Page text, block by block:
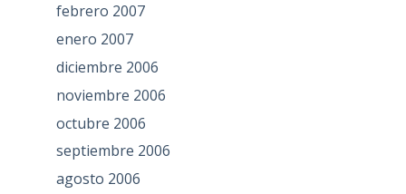
febrero 2007
enero 2007
diciembre 2006
noviembre 2006
octubre 2006
septiembre 2006
agosto 2006